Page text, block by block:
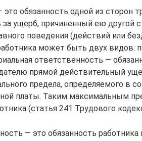
обязанность одной из сторон
ущерб, причиненный ею другой
поведения (действий или
может быть двух видов:
ответственность —
прямой действительный
предела, определяемого в
платы. Таким максимальным
(статья 241 Трудового
— это обязанность